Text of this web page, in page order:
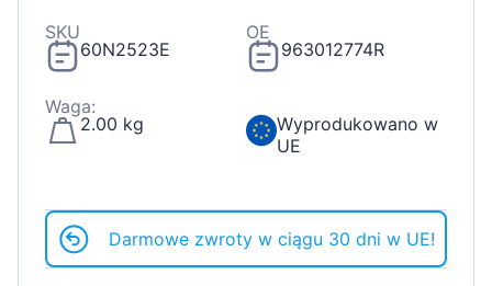
SKU
60N2523E
OE
963012774R
Waga:
2.00 kg
Wyprodukowano w
UE
Darmowe zwroty w ciągu 30 dni w UE!